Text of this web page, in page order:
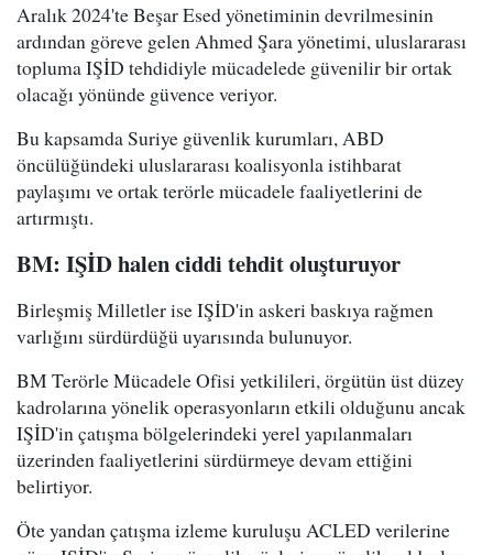
Aralık 2024'te Beşar Esed yönetiminin devrilmesinin
ardından göreve gelen Ahmed Şara yönetimi, uluslararası
topluma IŞİD tehdidiyle mücadelede güvenilir bir ortak
olacağı yönünde güvence veriyor.
Bu kapsamda Suriye güvenlik kurumları, ABD
öncülüğündeki uluslararası koalisyonla istihbarat
paylaşımı ve ortak terörle mücadele faaliyetlerini de
artırmıştı.
BM: IŞİD halen ciddi tehdit oluşturuyor
Birleşmiş Milletler ise IŞİD'in askeri baskıya rağmen
varlığını sürdürdüğü uyarısında bulunuyor.
BM Terörle Mücadele Ofisi yetkilileri, örgütün üst düzey
kadrolarına yönelik operasyonların etkili olduğunu ancak
IŞİD'in çatışma bölgelerindeki yerel yapılanmaları
üzerinden faaliyetlerini sürdürmeye devam ettiğini
belirtiyor.
Öte yandan çatışma izleme kuruluşu ACLED verilerine